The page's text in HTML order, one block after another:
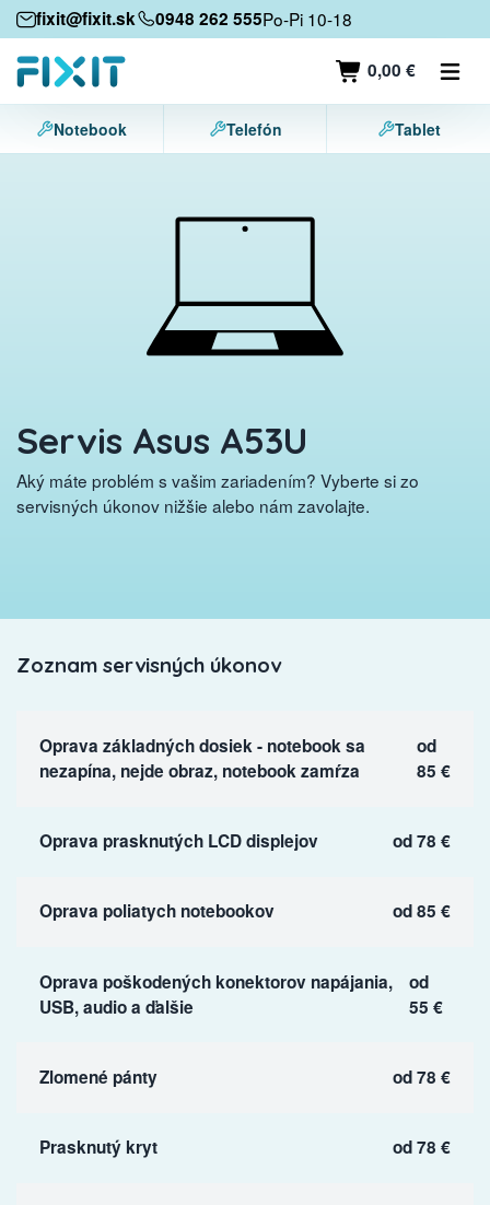
fixit@fixit.sk 0948 262 555Po-Pi 10-18
0,00 €
Mobilné zariadenia
Mobilné telefóny
Tablety
Notebook Telefón Tablet
Servis Asus A53U
Aký máte problém s vašim zariadením? Vyberte si zo
servisných úkonov nižšie alebo nám zavolajte.
Zoznam servisných úkonov
Oprava základných dosiek - notebook sa
nezapína, nejde obraz, notebook zamŕza
od
85 €
Oprava prasknutých LCD displejov od 78 €
Oprava poliatych notebookov od 85 €
Oprava poškodených konektorov napájania,
USB, audio a ďalšie
od
55 €
Zlomené pánty od 78 €
Prasknutý kryt od 78 €